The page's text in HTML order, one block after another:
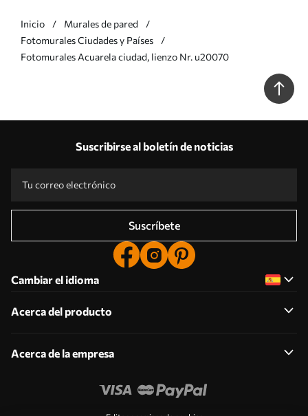
Inicio
Murales de pared
Fotomurales Ciudades y Países
Fotomurales Acuarela ciudad, lienzo Nr. u20070
Suscribirse al boletín de noticias
Suscríbete
Cambiar el idioma
Acerca del producto
Acerca de la empresa